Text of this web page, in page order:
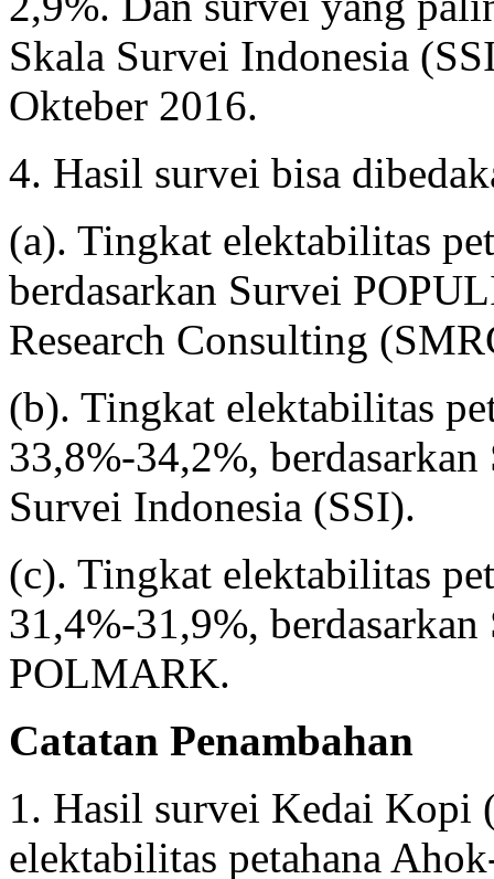
Skala Survei Indonesia
Okteber 2016.
4. Hasil survei bisa
(a). Tingkat elektabilitas
berdasarkan Survei
Research Consulting
(b). Tingkat elektabilitas
33,8%-34,2%,
Survei Indonesia (SSI).
(c). Tingkat elektabilitas
31,4%-31,9%,
POLMARK.
Catatan Penambahan
1. Hasil survei Kedai Kopi
elektabilitas petahana